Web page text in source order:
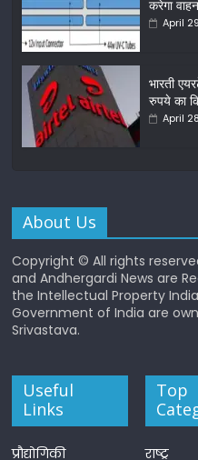
करेगा
April
भारती
रुपये का
April
About Us
Copyright © All rights
and Andhergardi News are
the Intellectual Property
Government of India are
Srivastava.
Useful
Links
प्रौद्योगिकी
Top
राष्ट्र